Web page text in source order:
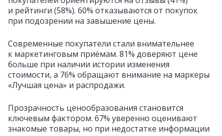
и рейтинги (58%). 60% отказываются от покупок
при подозрении на завышение цены.
Современные покупатели стали внимательнее
к маркетинговым приёмам. 81% доверяют цене
больше при наличии истории изменения
стоимости, а 76% обращают внимание на маркеры
«Лучшая цена» и распродажи.
Прозрачность ценообразования становится
ключевым фактором. 67% уверенно оценивают
знакомые товары, но при недостатке информации